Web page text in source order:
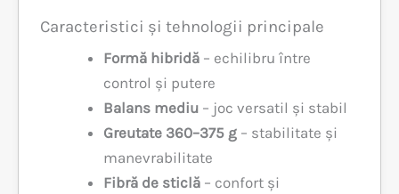
Caracteristici și tehnologii principale
Formă hibridă – echilibru între
control și putere
Balans mediu – joc versatil și stabil
Greutate 360–375 g – stabilitate și
manevrabilitate
Fibră de sticlă – confort și